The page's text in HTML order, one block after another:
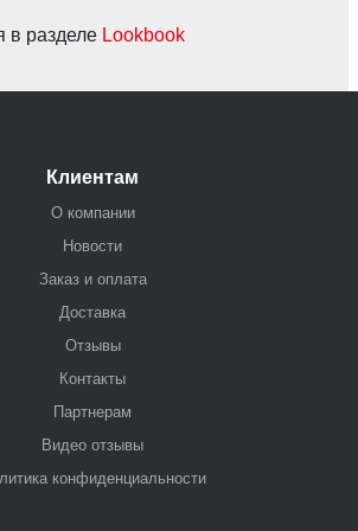
в разделе Lookbook
Клиентам
О компании
Новости
Заказ и оплата
Доставка
Отзывы
Контакты
Партнерам
Видео отзывы
конфиденциальности